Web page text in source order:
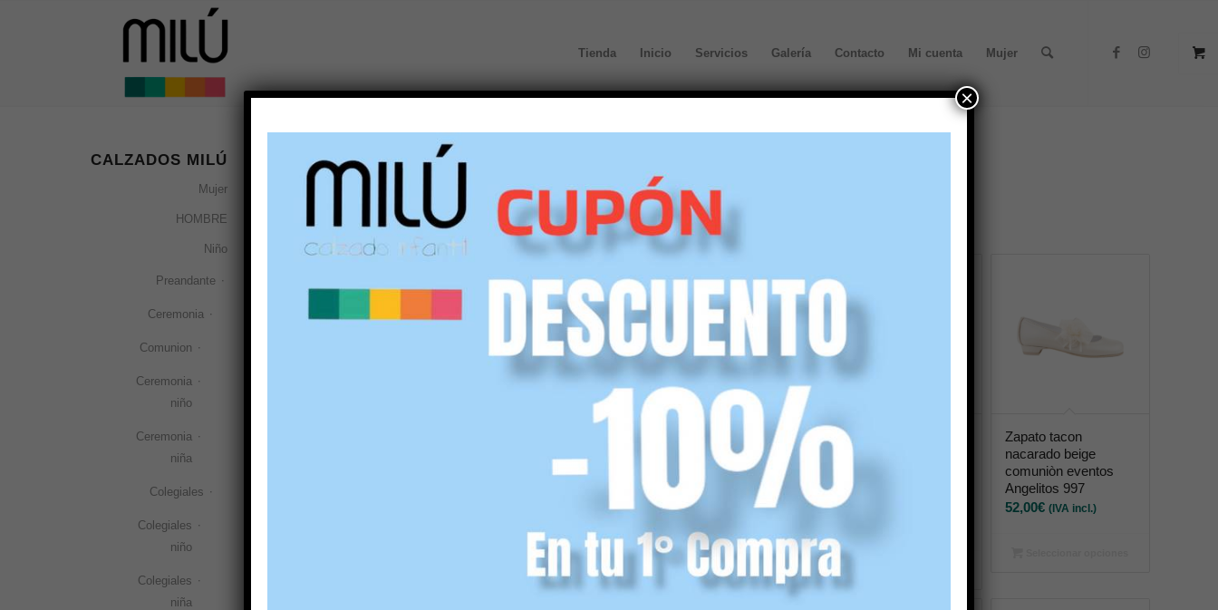
Tienda Inicio Servicios Galería Contacto Mi cuenta Mujer
Zapatos
Por defecto Mostrar45 Artículos por página
Seleccionar opciones
Zapato comunión piel
lino Yowas 26150
(IVA incl.)
Zapato de Comunión
Ajustable Yowas
26202
Zapato tacon
nacarado beige
comuniòn eventos
Angelitos 997
52,00€ (IVA incl.)
CALZADOS MILÚ
Mujer
HOMBRE
Niño
Preandante
Ceremonia
Comunion
Ceremonia
niño
Ceremonia
niña
Colegiales
Colegiales
niño
Colegiales
niña
×